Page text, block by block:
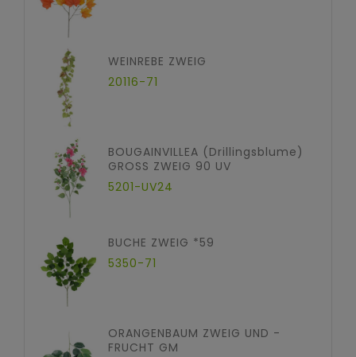
WEINREBE ZWEIG
20116-71
BOUGAINVILLEA (Drillingsblume)
GROSS ZWEIG 90 UV
5201-UV24
BUCHE ZWEIG *59
5350-71
ORANGENBAUM ZWEIG UND -
FRUCHT GM